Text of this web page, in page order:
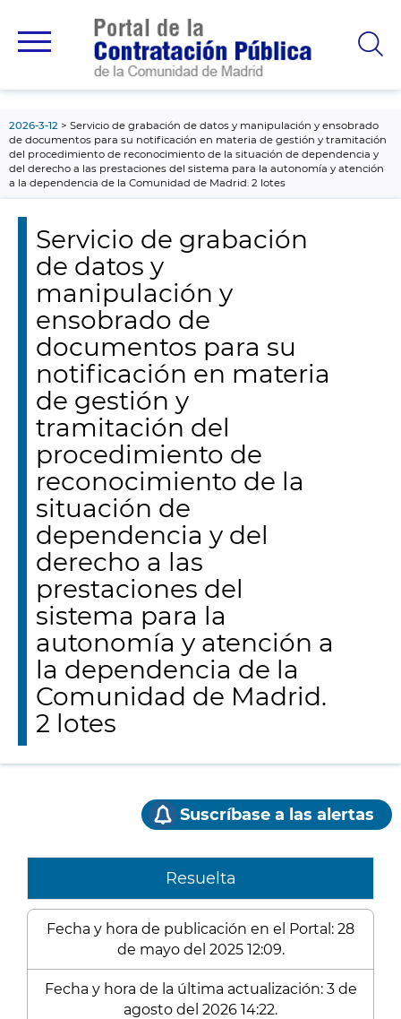
principal
2026-3-12
Servicio de grabación de datos y manipulación y ensobrado
de documentos para su notificación en materia de gestión y tramitación
del procedimiento de reconocimiento de la situación de dependencia y
del derecho a las prestaciones del sistema para la autonomía y atención
a la dependencia de la Comunidad de Madrid. 2 lotes
Servicio de grabación
de datos y
manipulación y
ensobrado de
documentos para su
notificación en materia
de gestión y
tramitación del
procedimiento de
reconocimiento de la
situación de
dependencia y del
derecho a las
prestaciones del
sistema para la
autonomía y atención a
la dependencia de la
Comunidad de Madrid.
2 lotes
Suscríbase a las alertas
Resuelta
Fecha y hora de publicación en el Portal: 28
de mayo del 2025 12:09.
Fecha y hora de la última actualización: 3 de
agosto del 2026 14:22.